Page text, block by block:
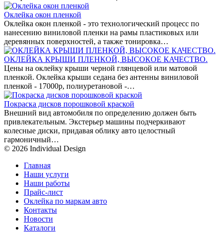
Оклейка окон пленкой
Оклейка окон пленкой - это технологический процесс по
нанесению виниловой пленки на рамы пластиковых или
деревянных поверхностей, а также тонировка…
ОКЛЕЙКА КРЫШИ ПЛЕНКОЙ, ВЫСОКОЕ КАЧЕСТВО.
Цены на оклейку крыши черной глянцевой или матовой
пленкой. Оклейка крыши седана без антенны виниловой
пленкой - 17000р, полиуретановой -…
Покраска дисков порошковой краской
Внешний вид автомобиля по определению должен быть
привлекательным. Экстерьер машины подчеркивают
колесные диски, придавая облику авто целостный
гармоничный…
© 2026 Individual Design
Главная
Наши услуги
Наши работы
Прайс-лист
Оклейка по маркам авто
Контакты
Новости
Каталоги